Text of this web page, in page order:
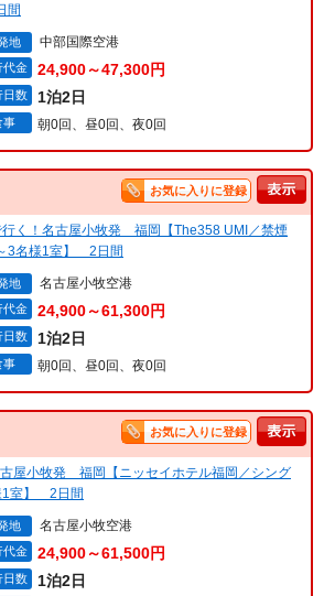
間
地 中部国際空港
代金 24,900～47,300円
日数 1泊2日
事 朝0回、昼0回、夜0回
お気に入りに登録
行く！名古屋小牧発 福岡【The358 UMI／禁煙
3名様1室】 2日間
地 名古屋小牧空港
代金 24,900～61,300円
日数 1泊2日
事 朝0回、昼0回、夜0回
お気に入りに登録
屋小牧発 福岡【ニッセイホテル福岡／シング
1室】 2日間
地 名古屋小牧空港
代金 24,900～61,500円
日数 1泊2日